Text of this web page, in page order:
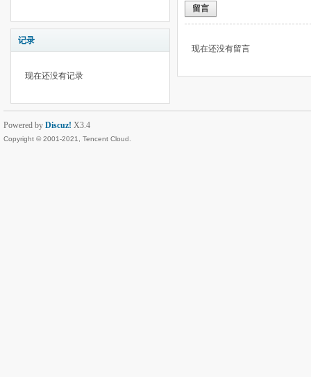
记录
现在还没有记录
留言
现在还没有留言
Powered by Discuz! X3.4
Copyright © 2001-2021, Tencent Cloud.